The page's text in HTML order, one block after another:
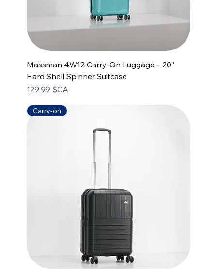
Massman 4W12 Carry-On Luggage – 20”
Hard Shell Spinner Suitcase
Prix
129,99 $CA
Carry-on